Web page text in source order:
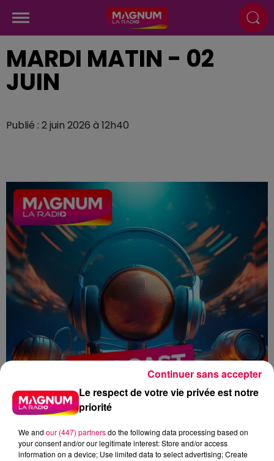
MARDI MATIN - 02
JUIN
Publié : 2 juin 2026 à 12h40
Le respect de votre vie privée est notre
priorité
We and our (447) partnersdo the following data processing based on
your consent and/or our legitimate interest: Store and/or access
information on a device; Use limited data to select advertising; Create
Continuer sans accepter